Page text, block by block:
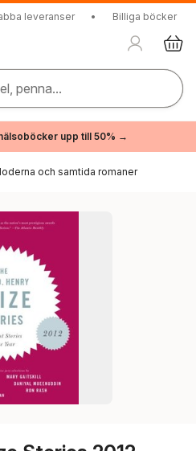
leveranser • Billiga böcker
penna...
upp till 50% →
och samtida romaner